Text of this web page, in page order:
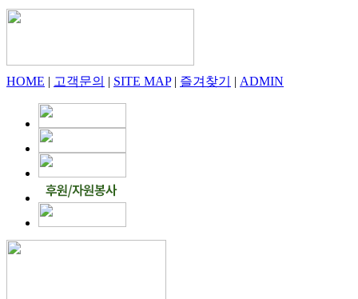
HOME | 고객문의 | SITE MAP| 즐겨찾기 | ADMIN